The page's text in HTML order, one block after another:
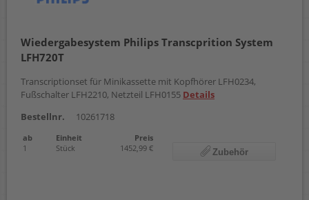
Wiedergabesystem Philips Transcprition System
LFH720T
Transcriptionset für Minikassette mit Kopfhörer LFH0234,
Fußschalter LFH2210, Netzteil LFH0155 Details
Bestellnr.
10261718
ab Einheit
Preis
1
Stück 1452,99 € Zubehör